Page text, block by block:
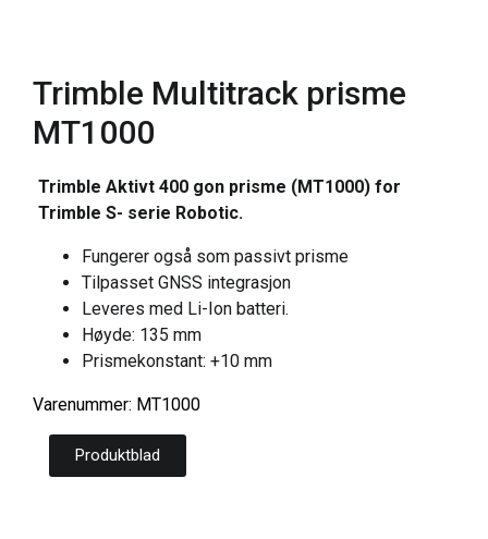
Trimble Multitrack prisme
MT1000
Trimble Aktivt 400 gon prisme (MT1000) for
Trimble S- serie Robotic.
Fungerer også som passivt prisme
Tilpasset GNSS integrasjon
Leveres med Li-Ion batteri.
Høyde: 135 mm
Prismekonstant: +10 mm
Varenummer: MT1000
Produktblad